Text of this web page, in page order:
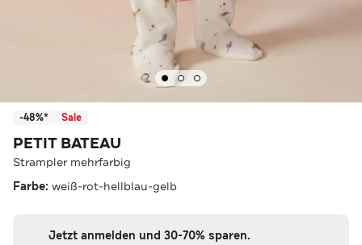
-48%* Sale
PETIT BATEAU
Strampler mehrfarbig
Farbe: weiß-rot-hellblau-gelb
Jetzt anmelden und 30-70% sparen.